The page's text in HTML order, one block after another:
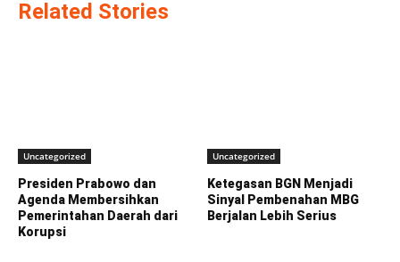
Related Stories
Uncategorized
Presiden Prabowo dan
Agenda Membersihkan
Pemerintahan Daerah dari
Korupsi
Uncategorized
Ketegasan BGN Menjadi
Sinyal Pembenahan MBG
Berjalan Lebih Serius